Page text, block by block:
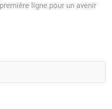
ligne pour un avenir